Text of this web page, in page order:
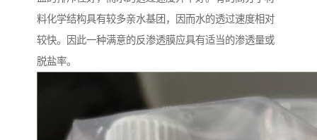
料化学结构具有较多亲水基团，因而水的透过速度相对
较快。因此一种满意的反渗透膜应具有适当的渗透量或
脱盐率。